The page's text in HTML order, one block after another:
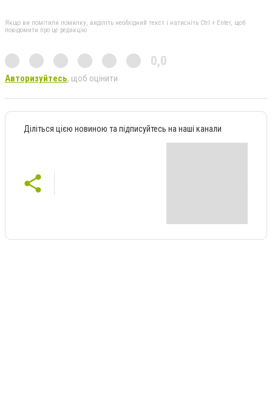
Якщо ви помітили помилку, виділіть необхідний текст і натисніть Ctrl + Enter, щоб
повідомити про це редакцію
0,0
Авторизуйтесь, щоб оцінити
Діліться цією новиною та підписуйтесь на наші канали